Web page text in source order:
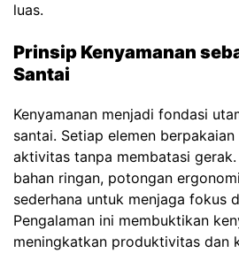
luas.
Prinsip Kenyamanan
Santai
Kenyamanan menjadi fondasi
santai. Setiap elemen
aktivitas tanpa membatasi
bahan ringan, potongan
sederhana untuk menjaga fokus
Pengalaman ini membuktikan
meningkatkan produktivitas dan